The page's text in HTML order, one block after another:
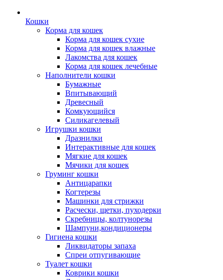
Кошки
Корма для кошек
Корма для кошек сухие
Корма для кошек влажные
Лакомства для кошек
Корма для кошек лечебные
Наполнители кошки
Бумажные
Впитывающий
Древесный
Комкующийся
Силикагелевый
Игрушки кошки
Дразнилки
Интерактивные для кошек
Мягкие для кошек
Мячики для кошек
Груминг кошки
Антицарапки
Когтерезы
Машинки для стрижки
Расчески, щетки, пуходерки
Скребницы, колтунорезы
Шампуни,кондиционеры
Гигиена кошки
Ликвидаторы запаха
Спреи отпугивающие
Туалет кошки
Коврики кошки